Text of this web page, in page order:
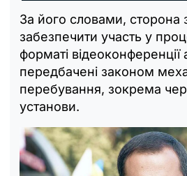
За його словами, сторона
забезпечити участь у
форматі відеоконференції
передбачені законом
перебування, зокрема
установи.